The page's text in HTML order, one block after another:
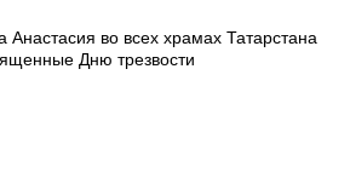
во всех храмах Татарстана
Дню трезвости